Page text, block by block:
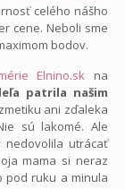
celého nášho
cene. Neboli sme
bodov.
Elnino.sk na
patrila našim
ani zďaleka
sú lakomé. Ale
nedovolila utrácať
mama si neraz
pod ruku a minula